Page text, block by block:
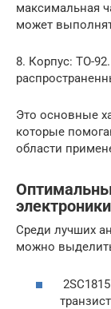
максимальная
может
8. Корпус: TO-
Это основные
которые
области
электроники
Среди лучших
можно